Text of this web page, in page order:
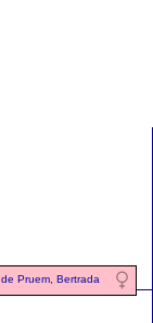
de Pruem, Bertrada